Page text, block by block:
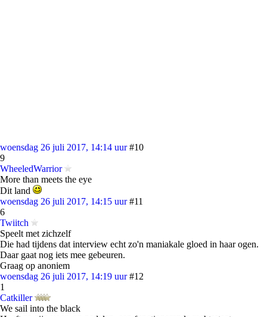
woensdag 26 juli 2017, 14:14 uur #10
9
WheeledWarrior
More than meets the eye
Dit land
woensdag 26 juli 2017, 14:15 uur #11
6
Twiitch
Speelt met zichzelf
Die had tijdens dat interview echt zo'n maniakale gloed in haar ogen.
Daar gaat nog iets mee gebeuren.
Graag op anoniem
woensdag 26 juli 2017, 14:19 uur #12
1
Catkiller
We sail into the black